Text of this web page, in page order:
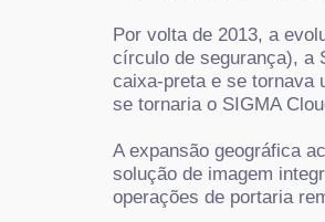
Por volta de 2013, a
círculo de segurança), a
caixa-preta e se tornava
se tornaria o SIGMA
A expansão geográfica
solução de imagem
operações de portaria